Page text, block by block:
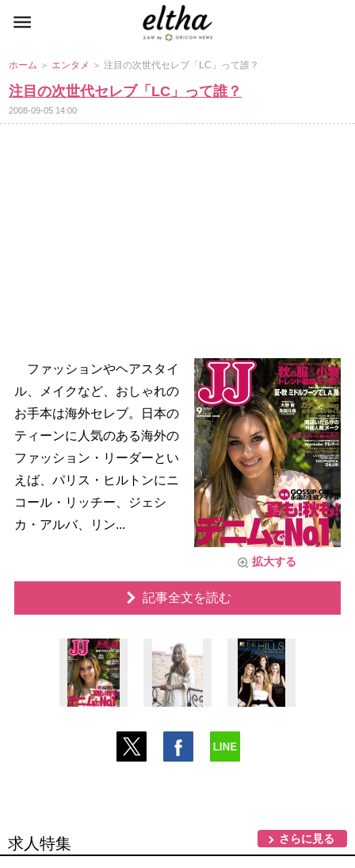
ホーム ＞ エンタメ ＞ 注目の次世代セレブ「LC」って誰？
注目の次世代セレブ「LC」って誰？
2008-09-05 14:00
拡大する
ファッションやヘアスタイ
ル、メイクなど、おしゃれの
お手本は海外セレブ。日本の
ティーンに人気のある海外の
ファッション・リーダーとい
えば、パリス・ヒルトンにニ
コール・リッチー、ジェシ
カ・アルバ、リン...
記事全文を読む
求人特集 さらに見る